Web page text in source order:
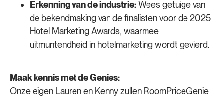
Erkenning van de industrie:Wees getuige van
de bekendmaking van de finalisten voor de 2025
Hotel Marketing Awards, waarmee
uitmuntendheid in hotelmarketing wordt gevierd.
Maak kennis met de Genies:
Onze eigen Lauren en Kenny zullen RoomPriceGenie